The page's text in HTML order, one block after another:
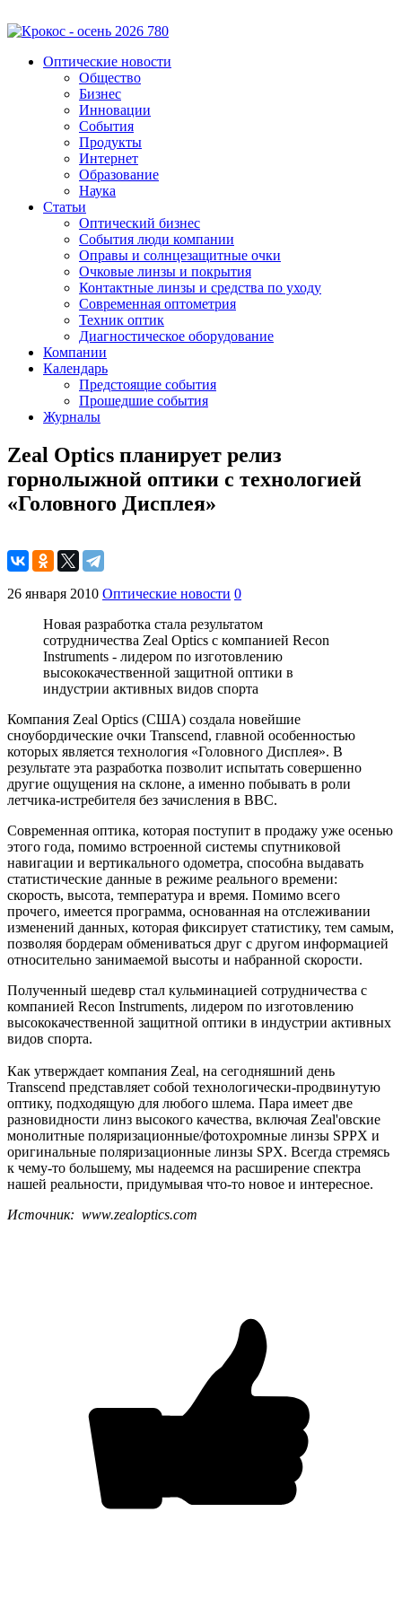
Оптические новости
Общество
Бизнес
Инновации
События
Продукты
Интернет
Образование
Наука
Статьи
Оптический бизнес
События люди компании
Оправы и солнцезащитные очки
Очковые линзы и покрытия
Контактные линзы и средства по уходу
Современная оптометрия
Техник оптик
Диагностическое оборудование
Компании
Календарь
Предстоящие события
Прошедшие события
Журналы
Zeal Optics планирует релиз
горнолыжной оптики с технологией
«Головного Дисплея»
26 января 2010 Оптические новости 0
Новая разработка стала результатом
сотрудничества Zeal Optics с компанией Recon
Instruments - лидером по изготовлению
высококачественной защитной оптики в
индустрии активных видов спорта
Компания Zeal Optics (США) создала новейшие
сноубордические очки Transcend, главной особенностью
которых является технология «Головного Дисплея». В
результате эта разработка позволит испытать совершенно
другие ощущения на склоне, а именно побывать в роли
летчика-истребителя без зачисления в ВВС.
Современная оптика, которая поступит в продажу уже осенью
этого года, помимо встроенной системы спутниковой
навигации и вертикального одометра, способна выдавать
статистические данные в режиме реального времени:
скорость, высота, температура и время. Помимо всего
прочего, имеется программа, основанная на отслеживании
изменений данных, которая фиксирует статистику, тем самым,
позволяя бордерам обмениваться друг с другом информацией
относительно занимаемой высоты и набранной скорости.
Полученный шедевр стал кульминацией сотрудничества с
компанией Recon Instruments, лидером по изготовлению
высококачественной защитной оптики в индустрии активных
видов спорта.
Как утверждает компания Zeal, на сегодняшний день
Transcend представляет собой технологически-продвинутую
оптику, подходящую для любого шлема. Пара имеет две
разновидности линз высокого качества, включая Zeal'овские
монолитные поляризационные/фотохромные линзы SPPX и
оригинальные поляризационные линзы SPX. Всегда стремясь
к чему-то большему, мы надеемся на расширение спектра
нашей реальности, придумывая что-то новое и интересное.
Источник: www.zealoptics.com